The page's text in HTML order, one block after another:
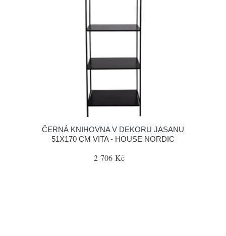
ČERNÁ KNIHOVNA V DEKORU JASANU
51X170 CM VITA - HOUSE NORDIC
2 706 Kč